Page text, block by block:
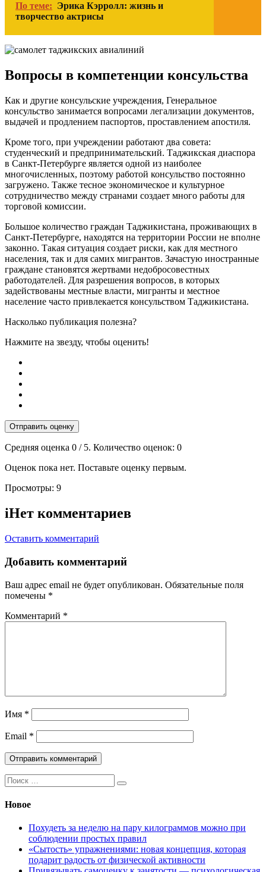
По теме: Эрика Кэрролл: жизнь и
творчество актрисы
Вопросы в компетенции консульства
Как и другие консульские учреждения, Генеральное
консульство занимается вопросами легализации документов,
выдачей и продлением паспортов, проставлением апостиля.
Кроме того, при учреждении работают два совета:
студенческий и предпринимательский. Таджикская диаспора
в Санкт-Петербурге является одной из наиболее
многочисленных, поэтому работой консульство постоянно
загружено. Также тесное экономическое и культурное
сотрудничество между странами создает много работы для
торговой комиссии.
Большое количество граждан Таджикистана, проживающих в
Санкт-Петербурге, находятся на территории России не вполне
законно. Такая ситуация создает риски, как для местного
населения, так и для самих мигрантов. Зачастую иностранные
граждане становятся жертвами недобросовестных
работодателей. Для разрешения вопросов, в которых
задействованы местные власти, мигранты и местное
население часто привлекается консульством Таджикистана.
Насколько публикация полезна?
Нажмите на звезду, чтобы оценить!
Отправить оценку
Средняя оценка 0 / 5. Количество оценок: 0
Оценок пока нет. Поставьте оценку первым.
Просмотры: 9
iНет комментариев
Оставить комментарий
Добавить комментарий
Ваш адрес email не будет опубликован. Обязательные поля
помечены *
Комментарий *
Имя *
Email *
Поиск:
Новое
Похудеть за неделю на пару килограммов можно при
соблюдении простых правил
«Сытость» упражнениями: новая концепция, которая
подарит радость от физической активности